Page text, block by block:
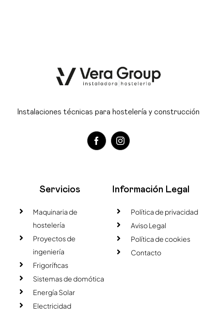
Instalaciones técnicas para hostelería y construcción
Servicios
Maquinaria de
hostelería
Proyectos de
ingeniería
Frigoríficas
Sistemas de domótica
Energía Solar
Electricidad
Información Legal
Política de privacidad
Aviso Legal
Política de cookies
Contacto